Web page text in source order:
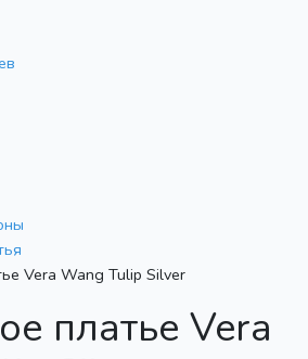
Vera Wang Tulip Silver
платье Vera